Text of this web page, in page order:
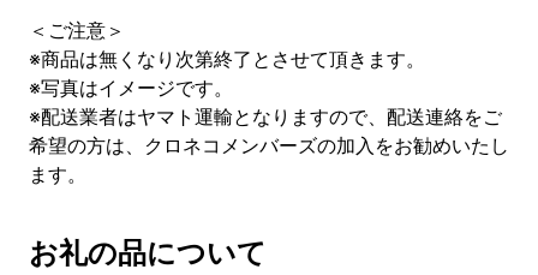
＜ご注意＞
※商品は無くなり次第終了とさせて頂きます。
※写真はイメージです。
※配送業者はヤマト運輸となりますので、配送連絡をご
希望の方は、クロネコメンバーズの加入をお勧めいたし
ます。
お礼の品について